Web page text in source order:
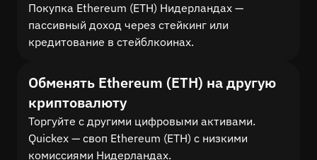
Покупка Ethereum (ETH) Нидерландах —
пассивный доход через стейкинг или
кредитование в стейблкоинах.
Обменять Ethereum (ETH) на другую
криптовалюту
Торгуйте с другими цифровыми активами.
Quickex — своп Ethereum (ETH) с низкими
комиссиями Нидерландах.